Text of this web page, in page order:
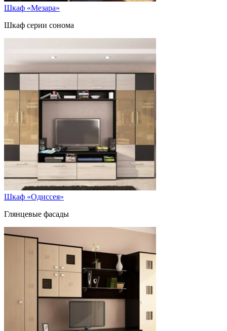
Шкаф «Мезара»
Шкаф серии сонома
Шкаф «Одиссея»
Глянцевые фасады